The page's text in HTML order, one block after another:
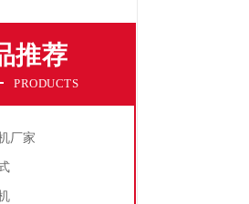
推荐
PRODUCTS
厂家